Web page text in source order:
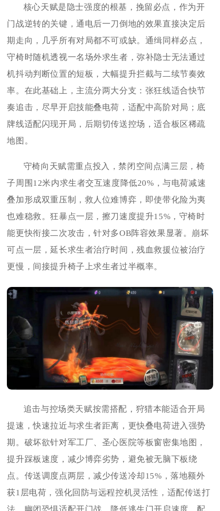
核心天赋是隐士强度的根基，挽留必点，作为开
门战逆转的关键，通电后一刀倒地的效果直接决定后
期走向，几乎所有对局都不可或缺。通缉同样必点，
守椅时随机透视一名场外求生者，弥补隐士无法通过
机抖动判断位置的短板，大幅提升拦截与二续节奏效
率。在此基础上，主流分两大分支：张狂线适合快节
奏追击，尽早开启技能叠电荷，适配中高阶对局；底
牌线适配闪现开局，后期切传送控场，适合板区稀疏
地图。
守椅向天赋需重点投入，禁闭空间点满三层，椅
子周围12米内求生者交互速度降低20%，与电荷减速
叠加形成双重压制，救人位难博弈，即使带化险为夷
也难稳救。狂暴点一层，擦刀速度提升15%，守椅时
能更快衔接二次攻击，针对多OB阵容效果显著。崩坏
可点一层，延长求生者治疗时间，残血救援位被治疗
更慢，间接提升椅子上求生者过半概率。
追击与控场类天赋按需搭配，狩猎本能适合开局
提速，快速拉近与求生者距离，更快叠电荷进入强势
期。破坏欲针对军工厂、圣心医院等板窗密集地图，
提升踩板速度，减少博弈劣势，避免被无脑下板绕
点。传送调度点两层，减少传送冷却15%，落地额外
获1层电荷，强化回防与远程控机灵活性，适配传送打